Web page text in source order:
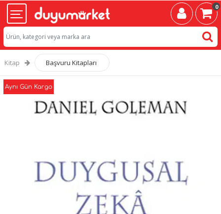
0
Kitap Başvuru Kitapları
Aynı Gün Kargo